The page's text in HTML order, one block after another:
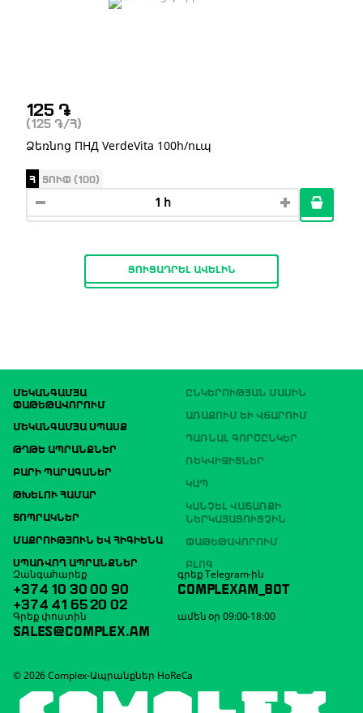
125 ֏
(125 ֏ /Հ)
Ձեռնոց ПНД VerdeVita 100հ/ուպ
Հ ՏՈՒՓ (100)
ՑՈՒՑԱԴՐԵԼ ԱՎԵԼԻՆ
ՄԵԿԱՆԳԱՄՅԱ
ՓԱԹԵԹԱՎՈՐՈՒՄ
ՄԵԿԱՆԳԱՄՅԱ ՍՊԱՍՔ
ԹՂԹԵ ԱՊՐԱՆՔՆԵՐ
ԲԱՐԻ ՊԱՐԱԳԱՆԵՐ
ԹԽԵԼՈՒ ՀԱՄԱՐ
ՏՈՊՐԱԿՆԵՐ
ՄԱՔՐՈՒԹՅՈՒՆ ԵՎ ՀԻԳԻԵՆԱ
ՍՊԱՌՎՈՂ ԱՊՐԱՆՔՆԵՐ
ԸՆԿԵՐՈՒԹՅԱՆ ՄԱՍԻՆ
ԱՌԱՔՈՒՄ ԵՒ ՎՃԱՐՈՒՄ
ԴԱՌՆԱԼ ԳՈՐԾԸՆԿԵՐ
ՌԵԿՎԻԶԻՏՆԵՐ
ԿԱՊ
ԿԱՆՉԵԼ ՎԱՃԱՌՔԻ
ՆԵՐԿԱՅԱՑՈՒՑՉԻՆ
ՓԱԹԵԹԱՎՈՐՈՒՄ
ԲԼՈԳ
Զանգահարեք
+374 10 30 00 90
+374 41 65 20 02
գրեք Telegram-ին
COMPLEXAM_BOT
Գրեք փոստին
SALES@COMPLEX.AM
ամեն օր 09:00-18:00
© 2026 Complex-Ապրանքներ HoReCa